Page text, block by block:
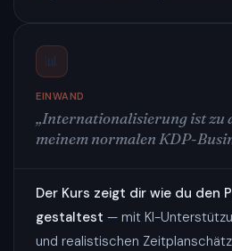
📊
EINWAND
„Internationalisierung ist zu
meinem normalen KDP-
Der Kurs zeigt dir wie du den
gestaltest — mit KI-
und realistischen